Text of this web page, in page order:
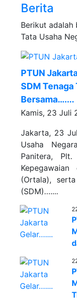
Berita
Berikut adalah
Tata Usaha
PTUN
SDM
Bersama…....
Kamis, 23
Jakarta, 23
Usaha
Panitera, Plt.
(Ortala),
(SDM)…....